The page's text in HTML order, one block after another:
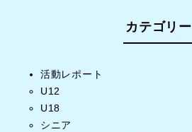
カテゴリー
活動レポート
U12
U18
シニア